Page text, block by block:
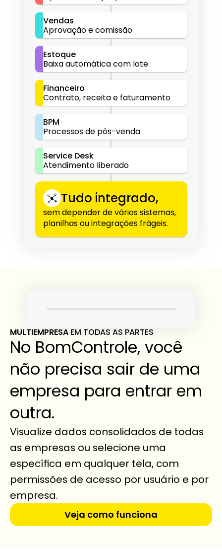
Vendas
Aprovação e comissão
Estoque
Baixa automática com lote
Financeiro
Contrato, receita e faturamento
BPM
Processos de pós-venda
Service Desk
Atendimento liberado
Tudo integrado,
sem depender de vários sistemas,
planilhas ou integrações frágeis.
MULTIEMPRESA EM TODAS AS PARTES
No BomControle, você
não precisa sair de uma
empresa para entrar em
outra.
Visualize dados consolidados de todas
as empresas ou selecione uma
específica em qualquer tela, com
permissões de acesso por usuário e por
empresa.
Veja como funciona